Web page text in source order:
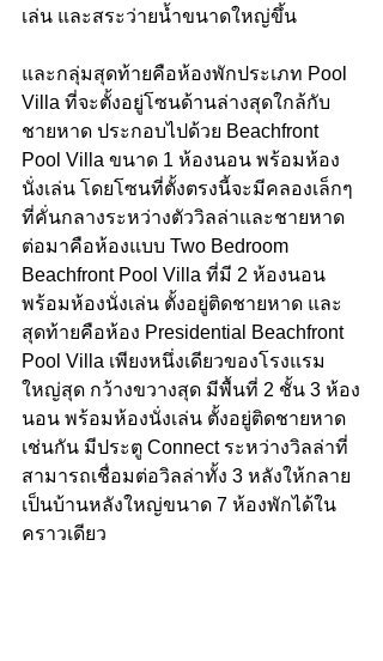
เล่น และสระว่ายน้ำขนาดใหญ่ขึ้น
และกลุ่มสุดท้ายคือห้องพักประเภท Pool
Villa ที่จะตั้งอยู่โซนด้านล่างสุดใกล้กับ
ชายหาด ประกอบไปด้วย Beachfront
Pool Villa ขนาด 1 ห้องนอน พร้อมห้อง
นั่งเล่น โดยโซนที่ตั้งตรงนี้จะมีคลองเล็กๆ
ที่คั่นกลางระหว่างตัววิลล่าและชายหาด
ต่อมาคือห้องแบบ Two Bedroom
Beachfront Pool Villa ที่มี 2 ห้องนอน
พร้อมห้องนั่งเล่น ตั้งอยู่ติดชายหาด และ
สุดท้ายคือห้อง Presidential Beachfront
Pool Villa เพียงหนึ่งเดียวของโรงแรม
ใหญ่สุด กว้างขวางสุด มีพื้นที่ 2 ชั้น 3 ห้อง
นอน พร้อมห้องนั่งเล่น ตั้งอยู่ติดชายหาด
เช่นกัน มีประตู Connect ระหว่างวิลล่าที่
สามารถเชื่อมต่อวิลล่าทั้ง 3 หลังให้กลาย
เป็นบ้านหลังใหญ่ขนาด 7 ห้องพักได้ใน
คราวเดียว